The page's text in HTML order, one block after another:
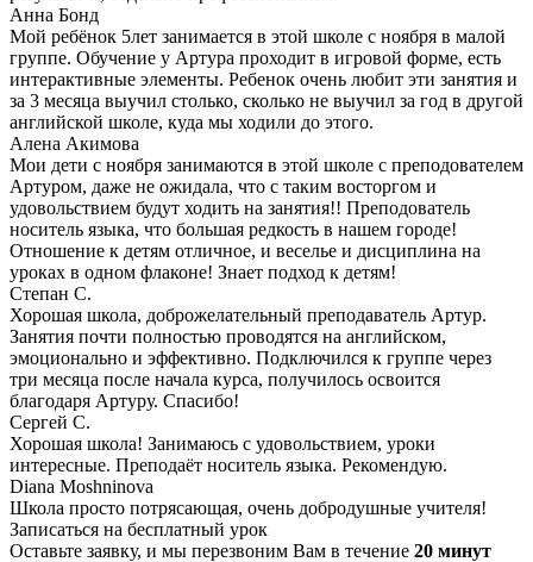
Анна Бонд
Мой ребёнок 5лет занимается в этой школе с ноября в малой
группе. Обучение у Артура проходит в игровой форме, есть
интерактивные элементы. Ребенок очень любит эти занятия и
за 3 месяца выучил столько, сколько не выучил за год в другой
английской школе, куда мы ходили до этого.
Алена Акимова
Мои дети с ноября занимаются в этой школе с преподователем
Артуром, даже не ожидала, что с таким восторгом и
удовольствием будут ходить на занятия!! Преподователь
носитель языка, что большая редкость в нашем городе!
Отношение к детям отличное, и веселье и дисциплина на
уроках в одном флаконе! Знает подход к детям!
Степан С.
Хорошая школа, доброжелательный преподаватель Артур.
Занятия почти полностью проводятся на английском,
эмоционально и эффективно. Подключился к группе через
три месяца после начала курса, получилось освоится
благодаря Артуру. Спасибо!
Сергей С.
Хорошая школа! Занимаюсь с удовольствием, уроки
интересные. Преподаёт носитель языка. Рекомендую.
Diana Moshninova
Школа просто потрясающая, очень добродушные учителя!
Записаться на бесплатный урок
Оставьте заявку, и мы перезвоним Вам в течение 20 минут